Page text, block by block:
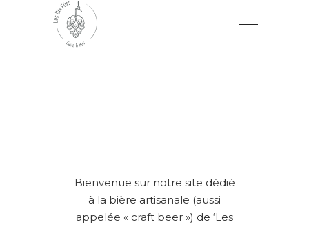
Bienvenue sur notre site dédié
à la bière artisanale (aussi
appelée « craft beer ») de ‘Les